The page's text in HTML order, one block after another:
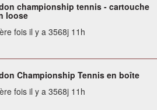
championship tennis - cartouche
loose
fois il y a 3568j 11h
Championship Tennis en boîte
fois il y a 3568j 11h